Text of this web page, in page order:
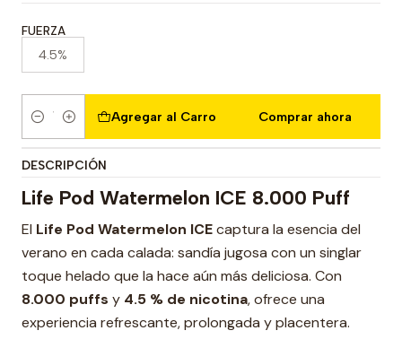
FUERZA
4.5%
Cantidad
Agregar al Carro Comprar ahora
DESCRIPCIÓN
Life Pod Watermelon ICE 8.000 Puff
El Life Pod Watermelon ICEcaptura la esencia del
verano en cada calada: sandía jugosa con un singlar
toque helado que la hace aún más deliciosa. Con
8.000 puffs y 4.5 % de nicotina, ofrece una
experiencia refrescante, prolongada y placentera.